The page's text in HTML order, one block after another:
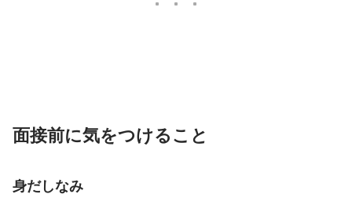
面接前に気をつけること
身だしなみ